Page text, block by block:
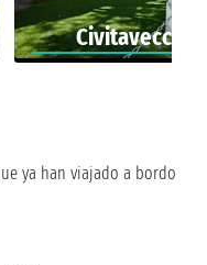
Civitavecchia
ya han viajado a bordo